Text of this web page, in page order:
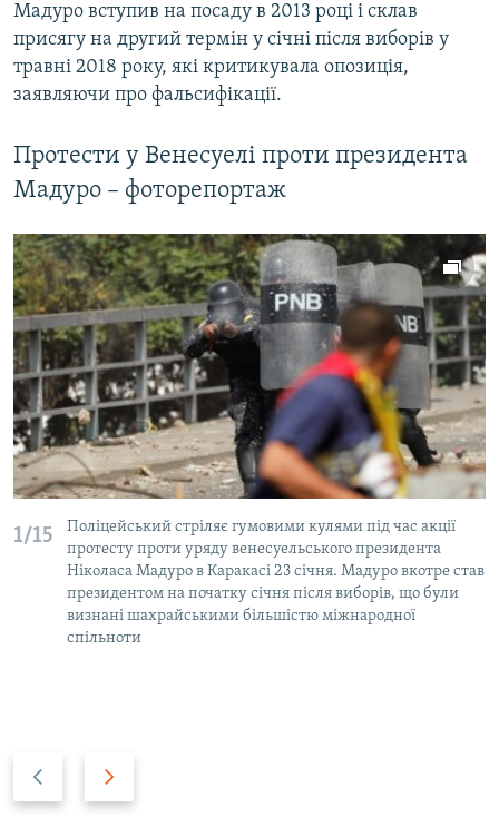
Мадуро вступив на посаду в 2013 році і склав
присягу на другий термін у січні після виборів у
травні 2018 року, які критикувала опозиція,
заявляючи про фальсифікації.
Протести у Венесуелі проти президента
Мадуро – фоторепортаж
1/15
Поліцейський стріляє гумовими кулями під час акції
протесту проти уряду венесуельського президента
Ніколаса Мадуро в Каракасі 23 січня. Мадуро вкотре став
президентом на початку січня після виборів, що були
визнані шахрайськими більшістю міжнародної
спільноти